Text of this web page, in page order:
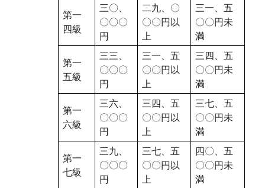
第一
四級
三〇、
〇〇〇
円
二九、〇
〇〇円以
上
三一、五
〇〇円未
満
第一
五級
三三、
〇〇〇
円
三一、五
〇〇円以
上
三四、五
〇〇円未
満
第一
六級
三六、
〇〇〇
円
三四、五
〇〇円以
上
三七、五
〇〇円未
満
第一
七級
三九、
〇〇〇
円
三七、五
〇〇円以
上
四〇、五
〇〇円未
満